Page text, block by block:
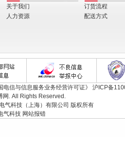
关于我们
人力资源
订货流程
配送方式
电信与信息服务业务经营许可证》 沪ICP备
网. All Rights Reserved.
气科技（上海）有限公司 版权所有
气科技 网站报错